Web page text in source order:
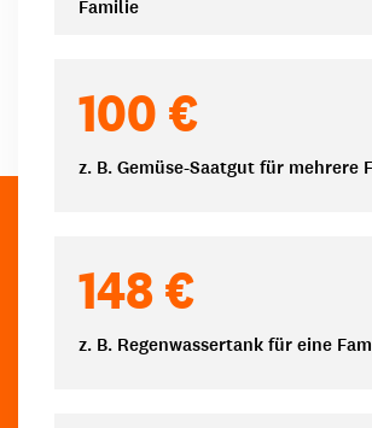
Familie
100 €
z. B. Gemüse-Saatgut für mehrere
148 €
z. B. Regenwassertank für eine